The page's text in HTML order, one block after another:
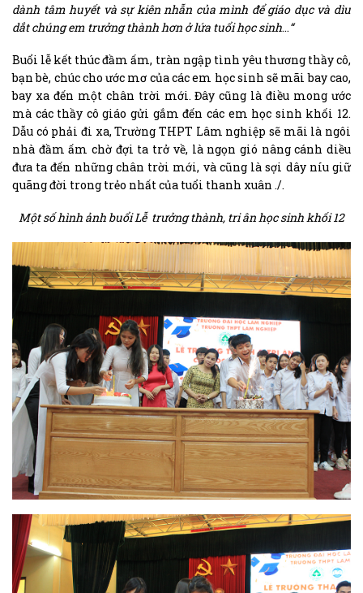
dành tâm huyết và sự kiên nhẫn của mình để giáo dục và dìu
dắt chúng em trưởng thành hơn ở lứa tuổi học sinh…“
Buổi lễ kết thúc đầm ấm, tràn ngập tình yêu thương thầy cô,
bạn bè, chúc cho ước mơ của các em học sinh sẽ mãi bay cao,
bay xa đến một chân trời mới. Đây cũng là điều mong ước
mà các thầy cô giáo gửi gắm đến các em học sinh khối 12.
Dẫu có phải đi xa, Trường THPT Lâm nghiệp sẽ mãi là ngôi
nhà đầm ấm chờ đợi ta trở về, là ngọn gió nâng cánh diều
đưa ta đến những chân trời mới, và cũng là sợi dây níu giữ
quãng đời trong trẻo nhất của tuổi thanh xuân ./.
Một số hình ảnh buổi Lễ trưởng thành, tri ân học sinh khối 12